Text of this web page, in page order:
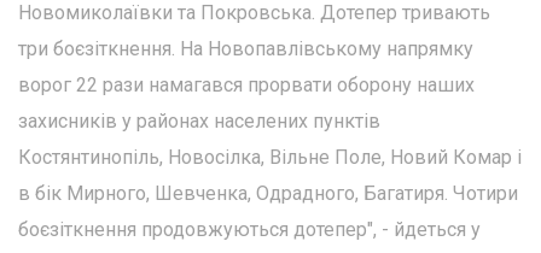
Новомиколаївки та Покровська. Дотепер тривають
три боєзіткнення. На Новопавлівському напрямку
ворог 22 рази намагався прорвати оборону наших
захисників у районах населених пунктів
Костянтинопіль, Новосілка, Вільне Поле, Новий Комар і
в бік Мирного, Шевченка, Одрадного, Багатиря. Чотири
боєзіткнення продовжуються дотепер", - йдеться у